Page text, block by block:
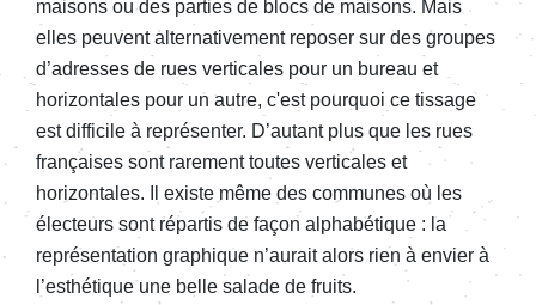
maisons ou des parties de blocs de maisons. Mais
elles peuvent alternativement reposer sur des groupes
d’adresses de rues verticales pour un bureau et
horizontales pour un autre, c'est pourquoi ce tissage
est difficile à représenter. D’autant plus que les rues
françaises sont rarement toutes verticales et
horizontales. Il existe même des communes où les
électeurs sont répartis de façon alphabétique : la
représentation graphique n’aurait alors rien à envier à
l’esthétique une belle salade de fruits.